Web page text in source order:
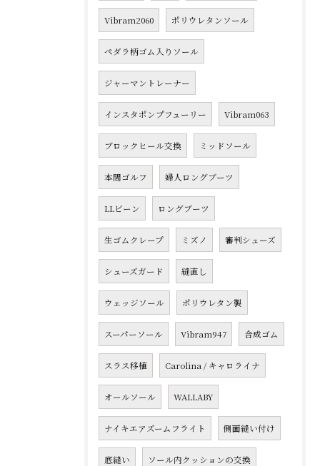
Vibram2060 ポリウレタンソール
ペダラ柄ゴム入りソール
ジャーマントレーナー
インスタポンプフューリー Vibram063
ブロックヒール交換 ミッドソール
本間ゴルフ 婦人ロングブーツ
LLビーン ロングブーツ
生ゴムクレープ ミズノ 審判シューズ
シューズガード 縫直し
ウェッジソール ポリウレタン製
スーパーソール Vibram947 合成ゴム
スラス移植 Carolina / キャロライナ
オールソール WALLABY
ナイキエアズームフライト 側面縫い付け
底縫い ソール内クッションの交換